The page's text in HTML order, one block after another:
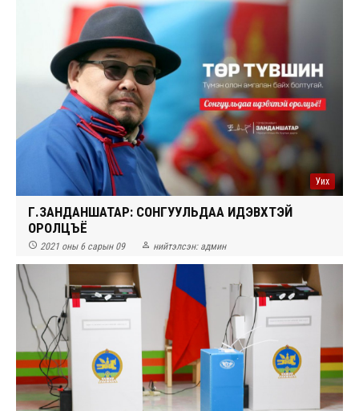
Уих
Г.ЗАНДАНШАТАР: СОНГУУЛЬДАА ИДЭВХТЭЙ
ОРОЛЦЪЁ
 2021 оны 6 сарын 09  нийтэлсэн: админ